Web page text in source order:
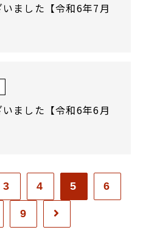
ました【令和6年7月
ました【令和6年6月
3 4 5 6
9